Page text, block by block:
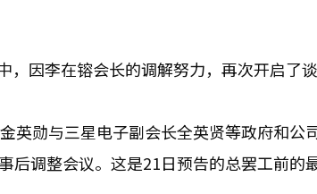
因李在镕会长的调解努力，再次开启了谈
英勋与三星电子副会长全英贤等政府和公
调整会议。这是21日预告的总罢工前的